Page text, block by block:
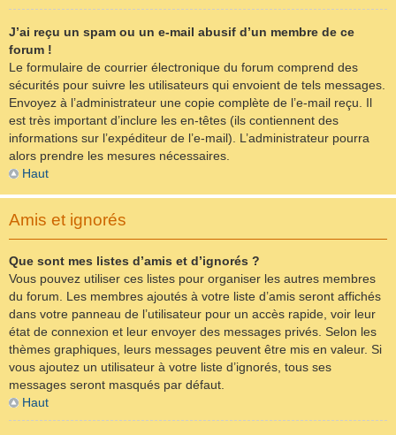
J’ai reçu un spam ou un e-mail abusif d’un membre de ce
forum !
Le formulaire de courrier électronique du forum comprend des
sécurités pour suivre les utilisateurs qui envoient de tels messages.
Envoyez à l’administrateur une copie complète de l’e-mail reçu. Il
est très important d’inclure les en-têtes (ils contiennent des
informations sur l’expéditeur de l’e-mail). L’administrateur pourra
alors prendre les mesures nécessaires.
Haut
Amis et ignorés
Que sont mes listes d’amis et d’ignorés ?
Vous pouvez utiliser ces listes pour organiser les autres membres
du forum. Les membres ajoutés à votre liste d’amis seront affichés
dans votre panneau de l’utilisateur pour un accès rapide, voir leur
état de connexion et leur envoyer des messages privés. Selon les
thèmes graphiques, leurs messages peuvent être mis en valeur. Si
vous ajoutez un utilisateur à votre liste d’ignorés, tous ses
messages seront masqués par défaut.
Haut